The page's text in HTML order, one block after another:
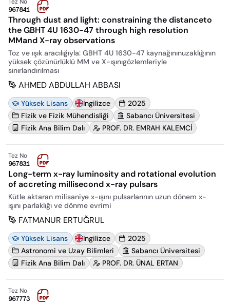
967841
Through dust and light: constraining the distanceto
the GBHT 4U 1630-47 through high resolution
MMand X-ray observations
Toz ve ışık aracılığıyla: GBHT 4U 1630-47 kaynağınınuzaklığının
yüksek çözünürlüklü MM ve X-ışınıgözlemleriyle
sınırlandırılması
AHMED ABDULLAH ABBASI
Yüksek Lisans İngilizce
2025
Fizik ve Fizik Mühendisliği
Sabancı Üniversitesi
Fizik Ana Bilim Dalı
PROF. DR. EMRAH KALEMCİ
Tez No
967831
Long-term x-ray luminosity and rotational evolution
of accreting millisecond x-ray pulsars
Kütle aktaran milisaniye x-ışını pulsarlarının uzun dönem x-
ışını parlaklığı ve dönme evrimi
FATMANUR ERTUĞRUL
Yüksek Lisans İngilizce
2025
Astronomi ve Uzay Bilimleri
Sabancı Üniversitesi
Fizik Ana Bilim Dalı
PROF. DR. ÜNAL ERTAN
Tez No
967773